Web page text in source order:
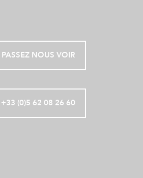
PASSEZ NOUS VOIR
+33 (0)5 62 08 26 60